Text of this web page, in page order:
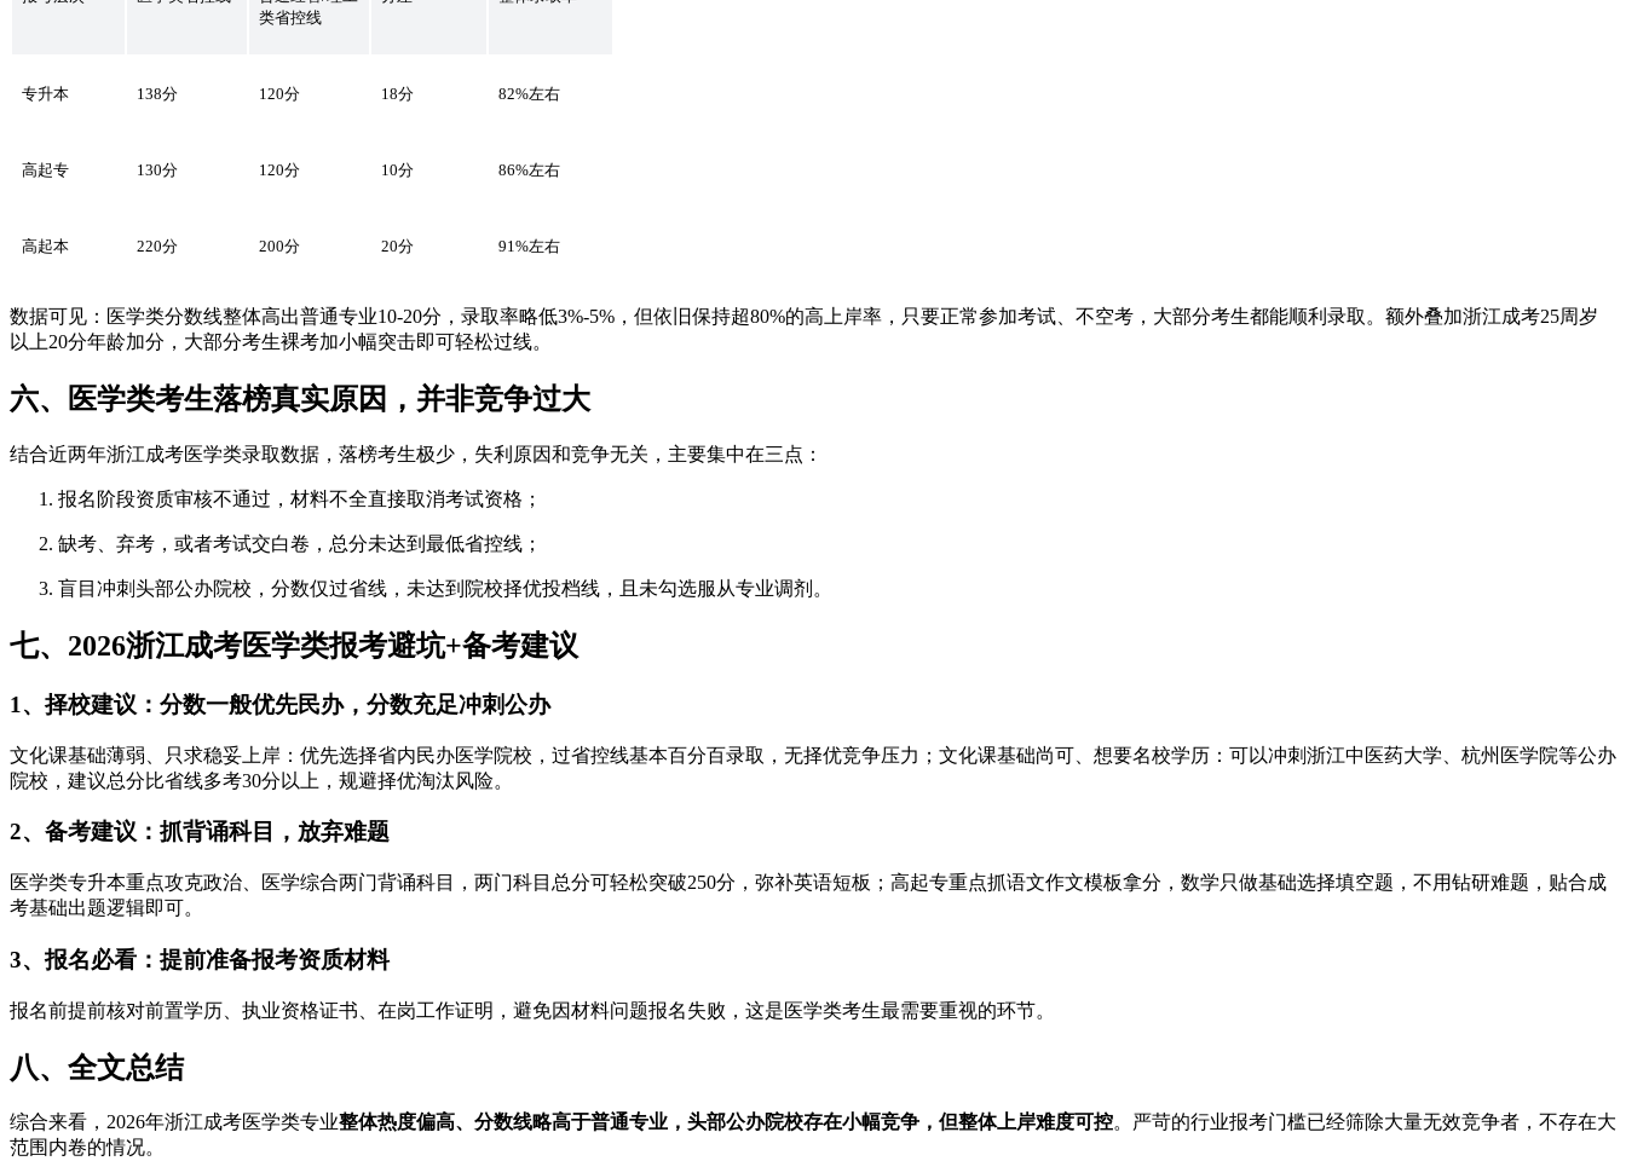
类省控线
专升本 138分 120分 18分 82%左右
高起专 130分 120分 10分 86%左右
高起本 220分 200分 20分 91%左右
数据可见：医学类分数线整体高出普通专业10-20分，录取率略低3%-5%，但依旧保持超80%的高上岸率，只要正常参加考试、不空考，大部分考生都能顺利录取。额外叠加浙江成考25周岁
以上20分年龄加分，大部分考生裸考加小幅突击即可轻松过线。
六、医学类考生落榜真实原因，并非竞争过大
结合近两年浙江成考医学类录取数据，落榜考生极少，失利原因和竞争无关，主要集中在三点：
报名阶段资质审核不通过，材料不全直接取消考试资格；
缺考、弃考，或者考试交白卷，总分未达到最低省控线；
盲目冲刺头部公办院校，分数仅过省线，未达到院校择优投档线，且未勾选服从专业调剂。
七、2026浙江成考医学类报考避坑+备考建议
1、择校建议：分数一般优先民办，分数充足冲刺公办
文化课基础薄弱、只求稳妥上岸：优先选择省内民办医学院校，过省控线基本百分百录取，无择优竞争压力；文化课基础尚可、想要名校学历：可以冲刺浙江中医药大学、杭州医学院等公办
院校，建议总分比省线多考30分以上，规避择优淘汰风险。
2、备考建议：抓背诵科目，放弃难题
医学类专升本重点攻克政治、医学综合两门背诵科目，两门科目总分可轻松突破250分，弥补英语短板；高起专重点抓语文作文模板拿分，数学只做基础选择填空题，不用钻研难题，贴合成
考基础出题逻辑即可。
3、报名必看：提前准备报考资质材料
报名前提前核对前置学历、执业资格证书、在岗工作证明，避免因材料问题报名失败，这是医学类考生最需要重视的环节。
八、全文总结
综合来看，2026年浙江成考医学类专业整体热度偏高、分数线略高于普通专业，头部公办院校存在小幅竞争，但整体上岸难度可控。严苛的行业报考门槛已经筛除大量无效竞争者，不存在大
范围内卷的情况。